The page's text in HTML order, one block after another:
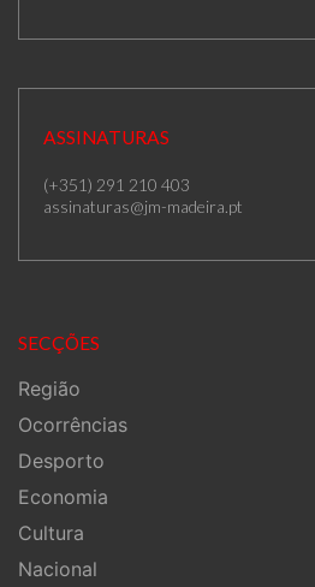
ASSINATURAS
(+351) 291 210 403
assinaturas@jm-madeira.pt
SECÇÕES
Região
Ocorrências
Desporto
Economia
Cultura
Nacional